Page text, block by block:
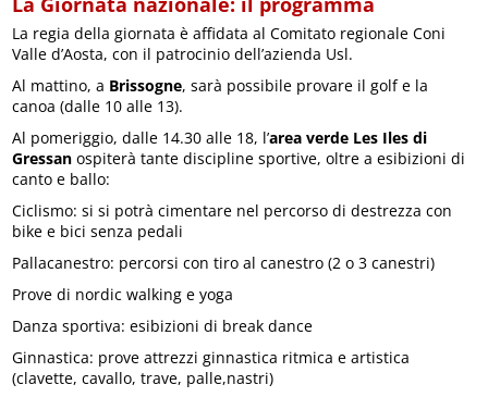
La regia della giornata è affidata al Comitato regionale Coni
Valle d’Aosta, con il patrocinio dell’azienda Usl.
Al mattino, a Brissogne, sarà possibile provare il golf e la
canoa (dalle 10 alle 13).
Al pomeriggio, dalle 14.30 alle 18, l’area verde Les Iles di
Gressan ospiterà tante discipline sportive, oltre a esibizioni di
canto e ballo:
Ciclismo: si si potrà cimentare nel percorso di destrezza con
bike e bici senza pedali
Pallacanestro: percorsi con tiro al canestro (2 o 3 canestri)
Prove di nordic walking e yoga
Danza sportiva: esibizioni di break dance
Ginnastica: prove attrezzi ginnastica ritmica e artistica
(clavette, cavallo, trave, palle,nastri)